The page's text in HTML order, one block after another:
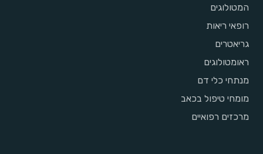
המטולוגים
רופאי ריאות
גריאטרים
ראומטולוגים
מנתחי כלי דם
מומחי טיפול בכאב
מרכזים רפואיים